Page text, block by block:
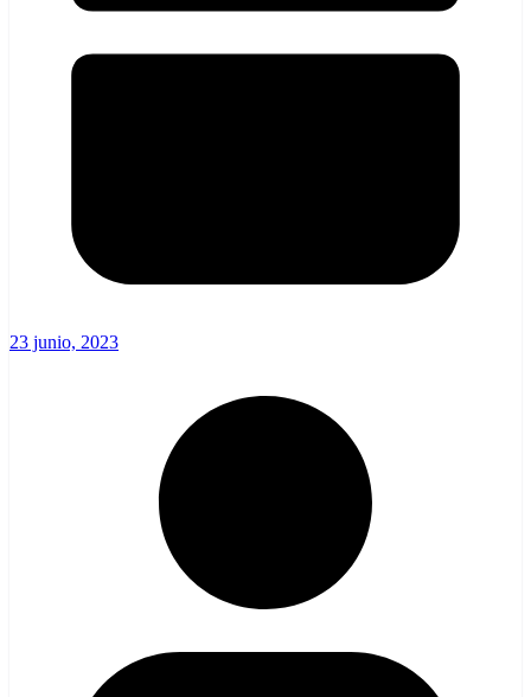
23 junio, 2023